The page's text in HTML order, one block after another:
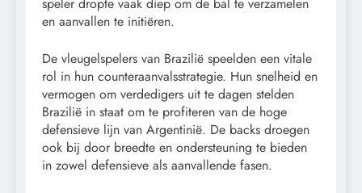
en aanvallen te initiëren.
De vleugelspelers van Brazilië speelden een vitale
rol in hun counteraanvalsstrategie. Hun snelheid en
vermogen om verdedigers uit te dagen stelden
Brazilië in staat om te profiteren van de hoge
defensieve lijn van Argentinië. De backs droegen
ook bij door breedte en ondersteuning te bieden
in zowel defensieve als aanvallende fasen.